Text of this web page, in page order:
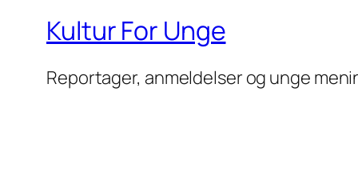
Kultur For Unge
Reportager, anmeldelser og unge